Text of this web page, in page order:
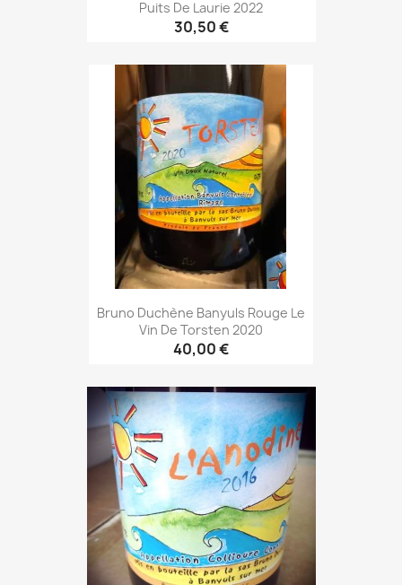
Puits De Laurie 2022
30,50 €
Bruno Duchène Banyuls Rouge Le
Vin De Torsten 2020
40,00 €